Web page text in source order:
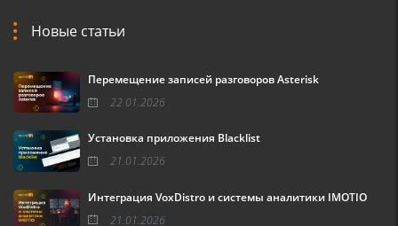
Новые статьи
Перемещение записей разговоров Asterisk
22.01.2026
Установка приложения Blacklist
21.01.2026
Интеграция VoxDistro и системы аналитики IMOTIO
21.01.2026